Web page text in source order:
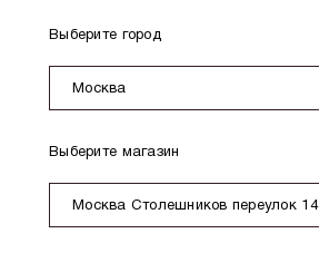
Выберите город
Москва
Выберите магазин
Москва Столешников переулок 14